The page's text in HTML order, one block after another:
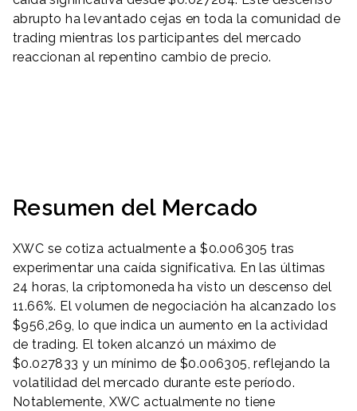
abrupto ha levantado cejas en toda la comunidad de
trading mientras los participantes del mercado
reaccionan al repentino cambio de precio.
Resumen del Mercado
XWC se cotiza actualmente a $0.006305 tras
experimentar una caída significativa. En las últimas
24 horas, la criptomoneda ha visto un descenso del
11.66%. El volumen de negociación ha alcanzado los
$956,269, lo que indica un aumento en la actividad
de trading. El token alcanzó un máximo de
$0.027833 y un mínimo de $0.006305, reflejando la
volatilidad del mercado durante este período.
Notablemente, XWC actualmente no tiene